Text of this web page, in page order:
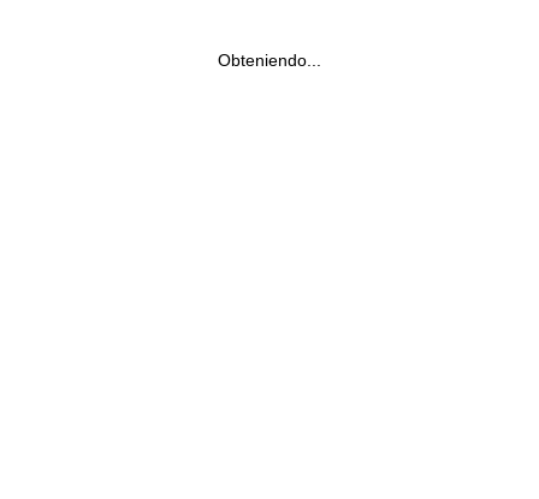
Obteniendo...